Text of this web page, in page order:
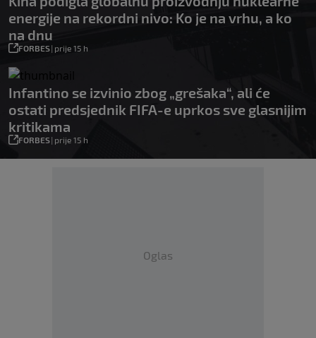
energije na rekordni nivo: Ko je na vrhu, a ko
na dnu
FORBES| prije 15 h
Infantino se izvinio zbog „grešaka“, ali će
ostati predsjednik FIFA-e uprkos sve glasnijim
kritikama
FORBES| prije 15 h
Oglas